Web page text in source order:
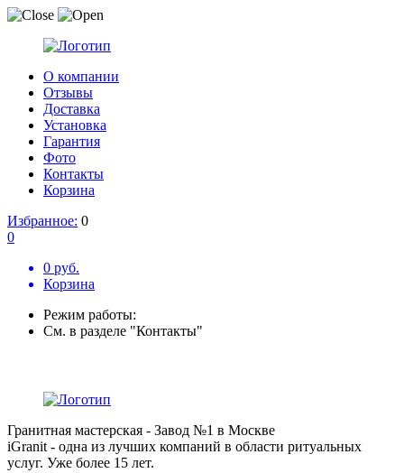
О компании
Отзывы
Доставка
Установка
Гарантия
Фото
Контакты
Корзина
Избранное: 0
0
0 руб.
Корзина
Режим работы:
См. в разделе "Контакты"
Гранитная мастерская - Завод №1 в Москве
iGranit - одна из лучших компаний в области ритуальных
услуг. Уже более 15 лет.